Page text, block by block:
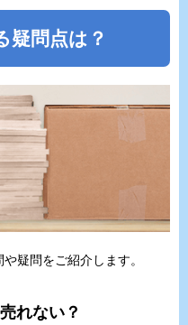
疑問点は？
疑問をご紹介します。
れない？